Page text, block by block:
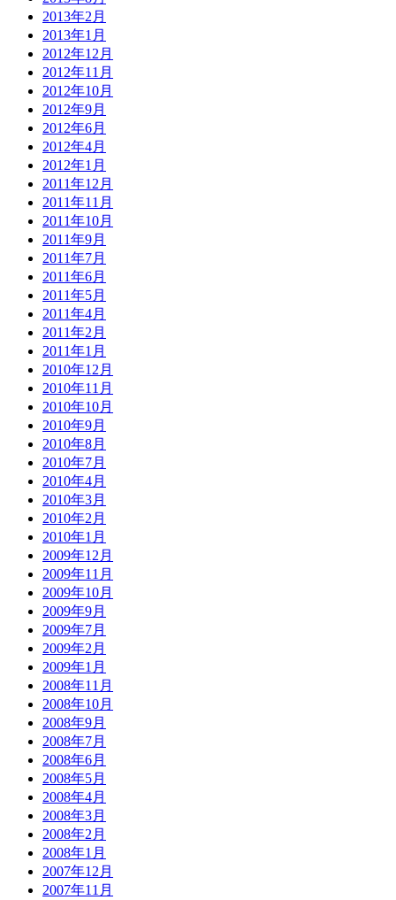
2013年2月
2013年1月
2012年12月
2012年11月
2012年10月
2012年9月
2012年6月
2012年4月
2012年1月
2011年12月
2011年11月
2011年10月
2011年9月
2011年7月
2011年6月
2011年5月
2011年4月
2011年2月
2011年1月
2010年12月
2010年11月
2010年10月
2010年9月
2010年8月
2010年7月
2010年4月
2010年3月
2010年2月
2010年1月
2009年12月
2009年11月
2009年10月
2009年9月
2009年7月
2009年2月
2009年1月
2008年11月
2008年10月
2008年9月
2008年7月
2008年6月
2008年5月
2008年4月
2008年3月
2008年2月
2008年1月
2007年12月
2007年11月